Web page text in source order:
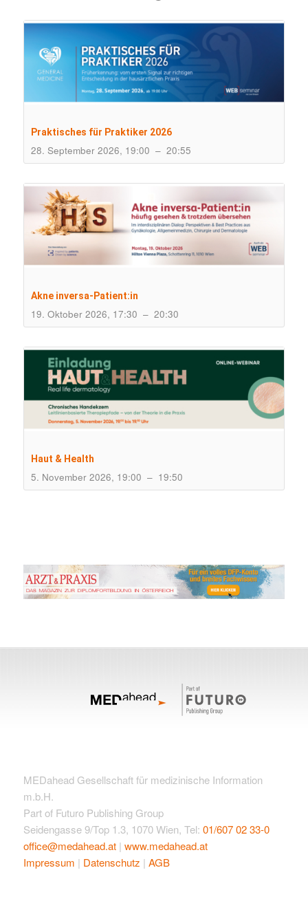
Praktisches für Praktiker 2026
28. September 2026, 19:00 – 20:55
Akne inversa-Patient:in
19. Oktober 2026, 17:30 – 20:30
Haut & Health
5. November 2026, 19:00 – 19:50
MEDahead Gesellschaft für medizinische Information
m.b.H.
Part of Futuro Publishing Group
Seidengasse 9/Top 1.3, 1070 Wien, Tel: 01/607 02 33-0
office@medahead.at| www.medahead.at
Impressum | Datenschutz | AGB